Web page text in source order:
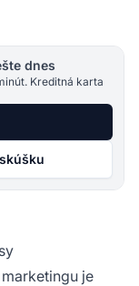
dnes
Kreditná karta
je